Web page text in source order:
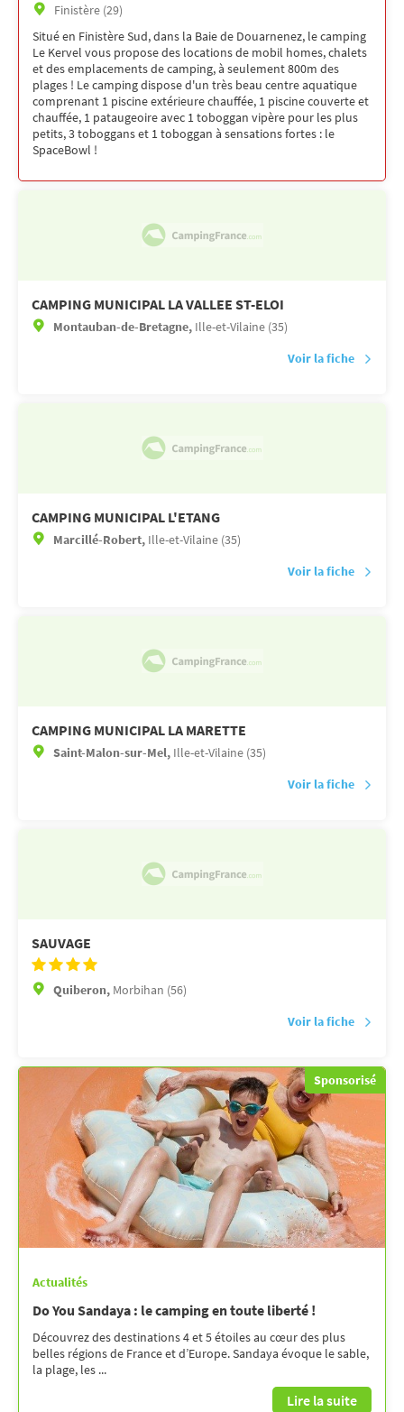
Finistère (29)
Situé en Finistère Sud, dans la Baie de Douarnenez, le camping
Le Kervel vous propose des locations de mobil homes, chalets
et des emplacements de camping, à seulement 800m des
plages ! Le camping dispose d'un très beau centre aquatique
comprenant 1 piscine extérieure chauffée, 1 piscine couverte et
chauffée, 1 pataugeoire avec 1 toboggan vipère pour les plus
petits, 3 toboggans et 1 toboggan à sensations fortes : le
SpaceBowl !
CAMPING MUNICIPAL LA VALLEE ST-ELOI
Montauban-de-Bretagne, Ille-et-Vilaine (35)
Voir la fiche
CAMPING MUNICIPAL L'ETANG
Marcillé-Robert, Ille-et-Vilaine (35)
Voir la fiche
CAMPING MUNICIPAL LA MARETTE
Saint-Malon-sur-Mel, Ille-et-Vilaine (35)
Voir la fiche
SAUVAGE
Quiberon, Morbihan (56)
Voir la fiche
Sponsorisé
Actualités
Do You Sandaya : le camping en toute liberté !
Découvrez des destinations 4 et 5 étoiles au cœur des plus
belles régions de France et d’Europe. Sandaya évoque le sable,
la plage, les ...
Lire la suite